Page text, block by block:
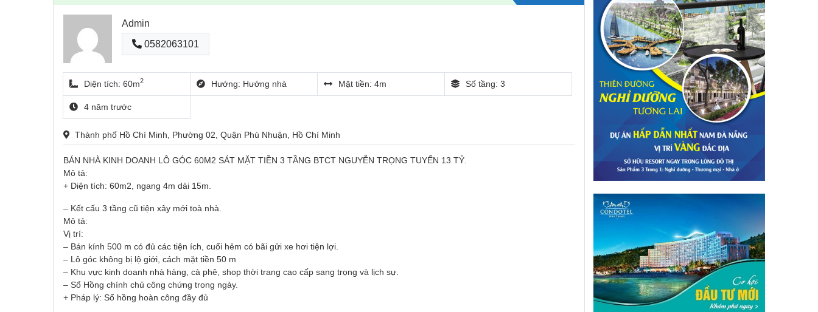
Admin
0582063101
Diện tích: 60m2 Hướng: Hướng nhà Mặt tiền: 4m Số tầng: 3
4 năm trước
Thành phố Hồ Chí Minh, Phường 02, Quận Phú Nhuận, Hồ Chí Minh
BÁN NHÀ KINH DOANH LÔ GÓC 60M2 SÁT MẶT TIỀN 3 TẦNG BTCT NGUYỄN TRỌNG TUYỂN 13 TỶ.
Mô tả:
+ Diện tích: 60m2, ngang 4m dài 15m.
– Kết cấu 3 tầng cũ tiện xây mới toà nhà.
Mô tả:
Vị trí:
– Bán kính 500 m có đủ các tiện ích, cuối hẻm có bãi gửi xe hơi tiện lợi.
– Lô góc không bị lộ giới, cách mặt tiền 50 m
– Khu vực kinh doanh nhà hàng, cà phê, shop thời trang cao cấp sang trọng và lịch sự.
– Sổ Hồng chính chủ công chứng trong ngày.
+ Pháp lý: Sổ hồng hoàn công đầy đủ